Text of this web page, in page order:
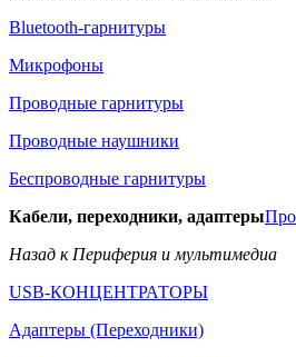
Bluetooth-гарнитуры
Микрофоны
Проводные гарнитуры
Проводные наушники
Беспроводные гарнитуры
Кабели, переходники, адаптеры
Назад к Периферия и мультимедиа
USB-КОНЦЕНТРАТОРЫ
Адаптеры (Переходники)